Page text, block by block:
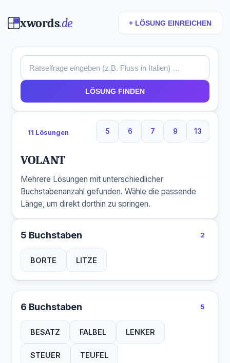
xwords.de + LÖSUNG EINREICHEN
LÖSUNG FINDEN
11 Lösungen 5
5 Buchstaben
6
6 Buchstaben
7
7 Buchstaben
9
9 Buchstaben
13
13
VOLANT
Mehrere Lösungen mit unterschiedlicher
Buchstabenanzahl gefunden. Wähle die passende
Länge, um direkt dorthin zu springen.
5 Buchstaben 2
BORTE LITZE
6 Buchstaben 5
BESATZ FALBEL LENKER
STEUER TEUFEL